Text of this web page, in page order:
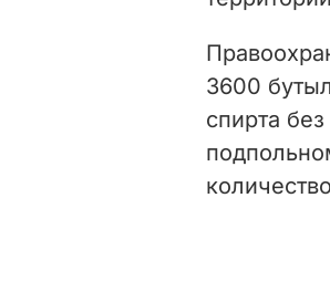
3600
спирта